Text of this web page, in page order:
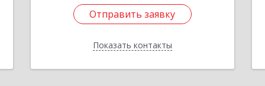
Отправить заявку
Показать контакты
Отправить заявку
Назад